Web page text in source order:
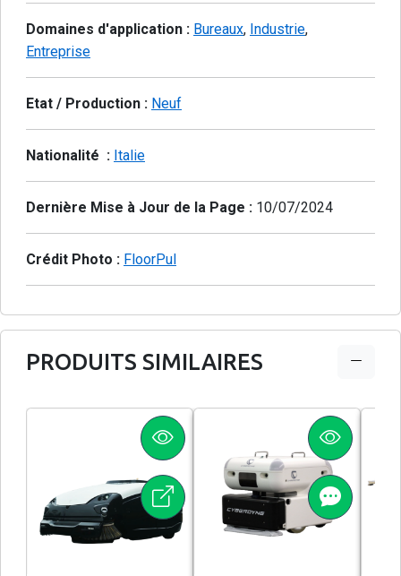
Domaines d'application : Bureaux, Industrie,
Entreprise
Etat / Production : Neuf
Nationalité : Italie
Dernière Mise à Jour de la Page : 10/07/2024
Crédit Photo : FloorPul
PRODUITS SIMILAIRES